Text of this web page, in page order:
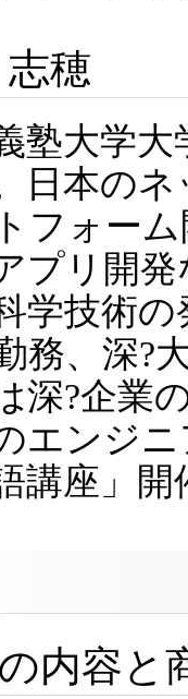
穂
塾大学
日本の
フォー
プリ開
学技術
務、深?
深?企業
エンジ
講座」
内容と